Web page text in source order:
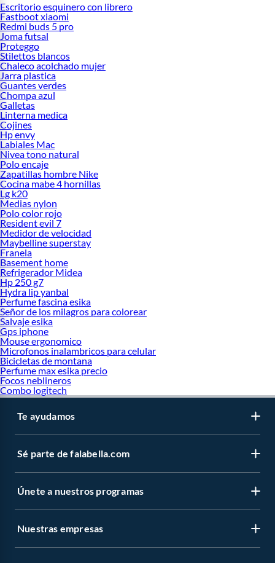
Escritorio esquinero con librero
Fastboot xiaomi
Redmi buds 5 pro
Joma futsal
Proteggo
Stilettos blancos
Chaleco acolchado mujer
Jarra plastica
Guantes verdes
Chompa azul
Galletas
Linterna medica
Cojines
Hp envy
Labiales Mac
Nivea tono natural
Polo encaje
Zapatillas hombre Nike
Cocina mabe 4 hornillas
Lg k20
Medias nylon
Polo color rojo
Resident evil 7
Medidor de velocidad
Maybelline superstay
Franela
Basement home
Refrigerador Midea
Hp 250 g7
Hydra lip yanbal
Perfume fascina esika
Señor de los milagros para colorear
Salvaje esika
Gps iphone
Mouse ergonomico
Microfonos inalambricos para celular
Bicicletas de montana
Perfume max esika precio
Focos neblineros
Combo logitech
Te ayudamos
Sé parte de falabella.com
Únete a nuestros programas
Nuestras empresas